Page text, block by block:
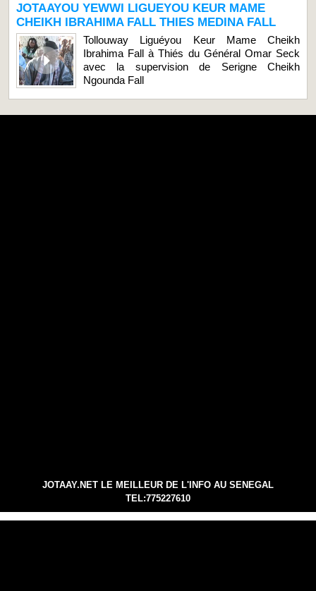
JOTAAYOU YEWWI LIGUEYOU KEUR MAME
CHEIKH IBRAHIMA FALL THIES MEDINA FALL
Tollouway Liguéyou Keur Mame Cheikh
Ibrahima Fall à Thiés du Général Omar Seck
avec la supervision de Serigne Cheikh
Ngounda Fall
JOTAAY.NET LE MEILLEUR DE L'INFO AU SENEGAL
TEL:775227610